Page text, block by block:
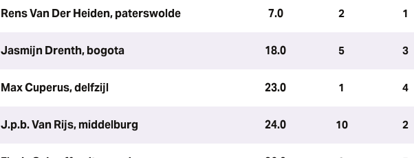
Rens Van Der Heiden, paterswolde 7.0 2 1
Jasmijn Drenth, bogota 18.0 5 3
Max Cuperus, delfzijl 23.0 1 4
J.p.b. Van Rijs, middelburg 24.0 10 2